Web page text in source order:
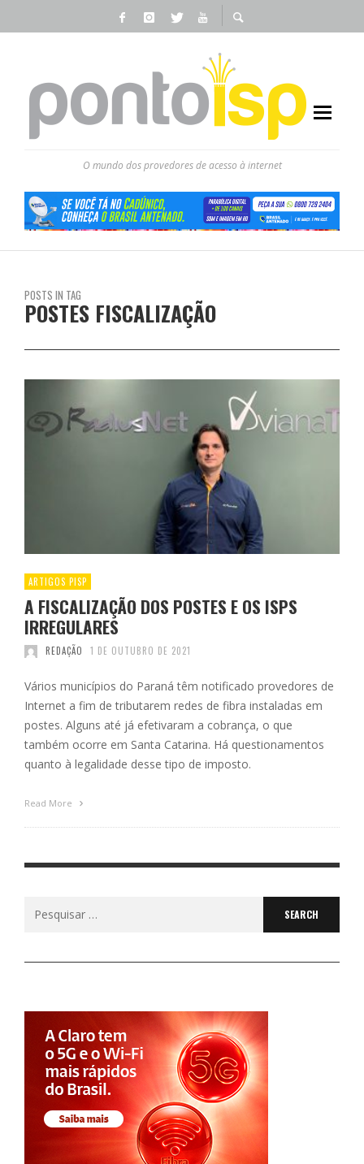
O mundo dos provedores de acesso à internet
POSTS IN TAG
POSTES FISCALIZAÇÃO
ARTIGOS PISP
A FISCALIZAÇÃO DOS POSTES E OS ISPS
IRREGULARES
REDAÇÃO 1 DE OUTUBRO DE 2021
Vários municípios do Paraná têm notificado provedores de
Internet a fim de tributarem redes de fibra instaladas em
postes. Alguns até já efetivaram a cobrança, o que
também ocorre em Santa Catarina. Há questionamentos
quanto à legalidade desse tipo de imposto.
Read More